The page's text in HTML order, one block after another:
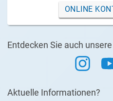
ONLINE
Entdecken Sie auch
Aktuelle Informationen?